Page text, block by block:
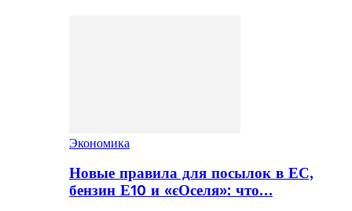
Экономика
Новые правила для посылок в ЕС,
бензин Е10 и «єОселя»: что…